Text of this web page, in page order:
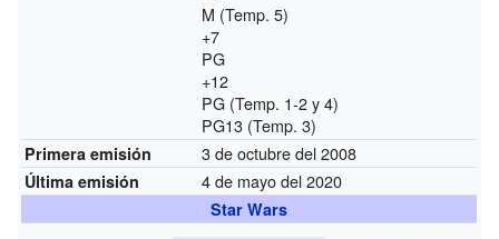
M (Temp. 5)
+7
PG
+12
PG (Temp. 1-2 y 4)
PG13 (Temp. 3)
Primera emisión 3 de octubre del 2008
Última emisión 4 de mayo del 2020
Star Wars